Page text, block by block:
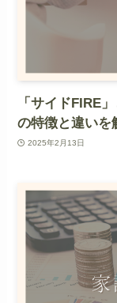
「サイドFIRE
の特徴と違いを
2025年2月13日